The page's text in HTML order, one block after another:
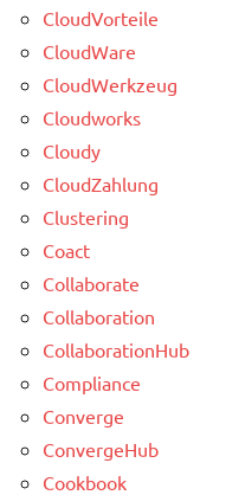
CloudVorteile
CloudWare
CloudWerkzeug
Cloudworks
Cloudy
CloudZahlung
Clustering
Coact
Collaborate
Collaboration
CollaborationHub
Compliance
Converge
ConvergeHub
Cookbook